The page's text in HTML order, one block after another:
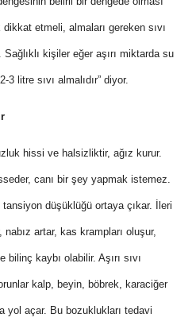
etmeli, almaları gereken sıvı
Sağlıklı kişiler eğer aşırı miktarda su
litre sıvı almalıdır” diyor.
hissi ve halsizliktir, ağız kurur.
canı bir şey yapmak istemez.
tansiyon düşüklüğü ortaya çıkar. İleri
nabız artar, kas krampları oluşur,
kaybı olabilir. Aşırı sıvı
kalp, beyin, böbrek, karaciğer
yol açar. Bu bozuklukları tedavi